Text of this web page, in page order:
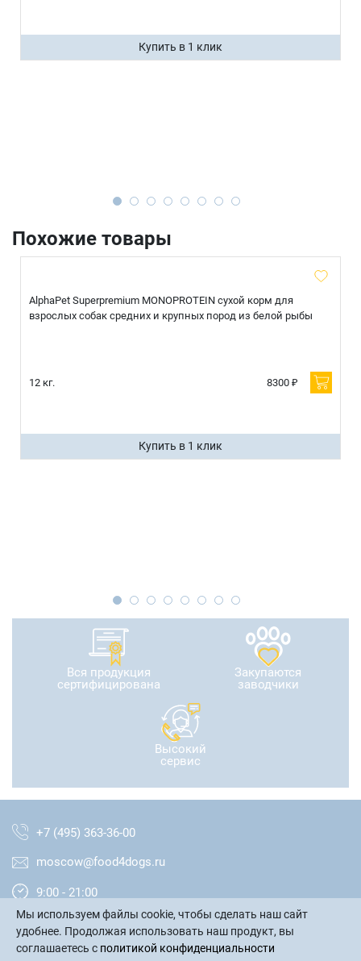
Купить в 1 клик
Похожие товары
AlphaPet Superpremium MONOPROTEIN сухой корм для
взрослых собак средних и крупных пород из белой рыбы
12 кг. 8300 ₽
Купить в 1 клик
Вся продукция
сертифицирована
Закупаются
заводчики
Высокий
сервис
+7 (495) 363-36-00
moscow@food4dogs.ru
9:00 - 21:00
Москва и МО
Мы используем файлы cookie, чтобы сделать наш сайт
удобнее. Продолжая использовать наш продукт, вы
соглашаетесь с политикой конфиденциальности